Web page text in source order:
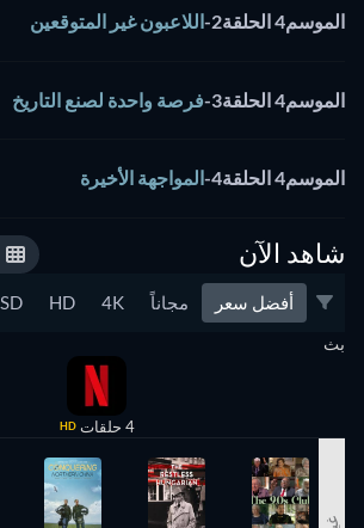
الموسم4 الحلقة2 -اللاعبون غير المتوقعين
الموسم4 الحلقة3 -فرصة واحدة لصنع التاريخ
الموسم4 الحلقة4 -المواجهة الأخيرة
شاهد الآن
أفضل سعر مجاناً 4K
HD
SD
بث
4 حلقات HD